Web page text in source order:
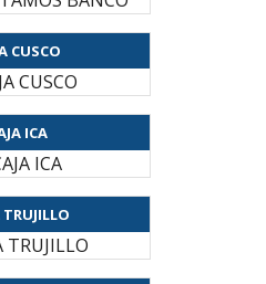
CUSCO
ICA
TRUJILLO